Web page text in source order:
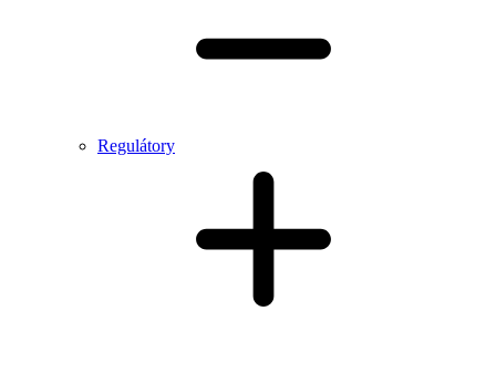
Regulátory